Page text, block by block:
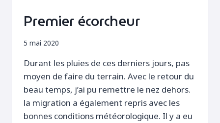
Premier écorcheur
5 mai 2020
Durant les pluies de ces derniers jours, pas
moyen de faire du terrain. Avec le retour du
beau temps, j’ai pu remettre le nez dehors.
la migration a également repris avec les
bonnes conditions météorologique. Il y a eu